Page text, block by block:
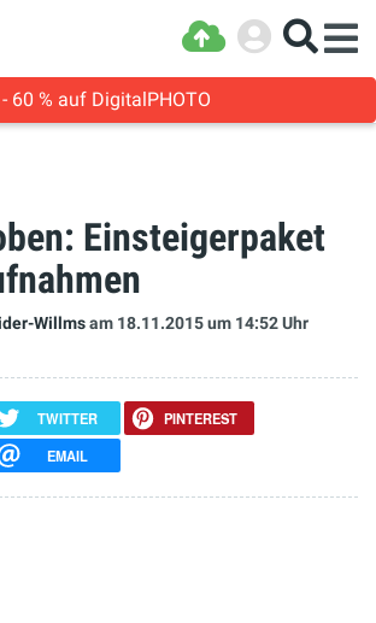
- 60 % auf DigitalPHOTO
Einsteigerpaket
Willmsam 18.11.2015um 14:52 Uhr
TWITTER
PINTEREST
EMAIL